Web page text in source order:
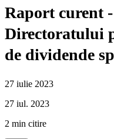
Raport curent
Directoratului
de dividende
27 iulie 2023
27 iul. 2023
2 min citire